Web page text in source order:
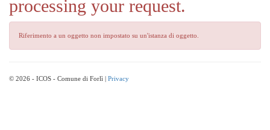
processing your request.
Riferimento a un oggetto non impostato su un'istanza di oggetto.
© 2026 - ICOS - Comune di Forlì | Privacy